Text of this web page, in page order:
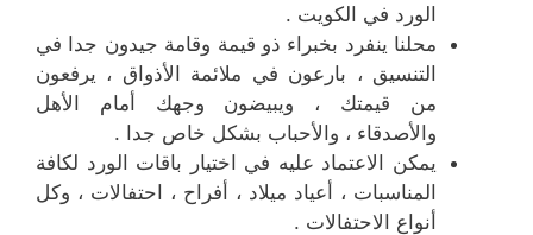
الورد في الكويت .
محلنا ينفرد بخبراء ذو قيمة وقامة جيدون جدا في
التنسيق ، بارعون في ملائمة الأذواق ، يرفعون
من قيمتك ، ويبيضون وجهك أمام الأهل
والأصدقاء ، والأحباب بشكل خاص جدا .
يمكن الاعتماد عليه في اختيار باقات الورد لكافة
المناسبات ، أعياد ميلاد ، أفراح ، احتفالات ، وكل
أنواع الاحتفالات .